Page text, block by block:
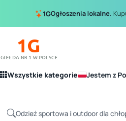
1GOgłoszenia lokalne.
1G
GIEŁDA NR 1 W POLSCE
Wszystkie kategorie Jestem z